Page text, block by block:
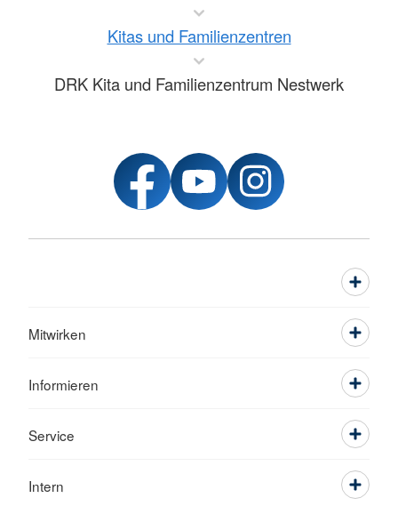
Kitas und Familienzentren
DRK Kita und Familienzentrum Nestwerk
Mitwirken
Informieren
Service
Intern